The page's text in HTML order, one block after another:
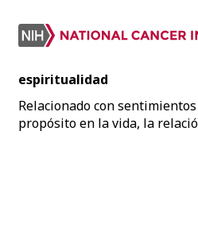
espiritualidad
Relacionado con
propósito en la vida, la